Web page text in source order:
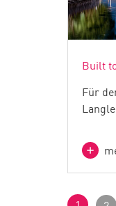
Built
Für